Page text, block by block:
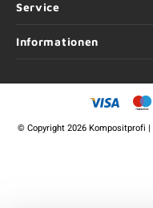
Service
Informationen
©Copyright2026 Kompositprofi